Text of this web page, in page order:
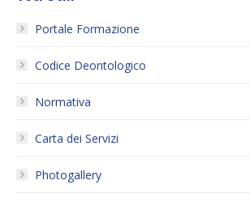
Portale Formazione
Codice Deontologico
Normativa
Carta dei Servizi
Photogallery